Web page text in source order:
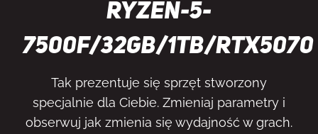
Ryzen-5-
7500F/32GB/1TB/RTX5070
Tak prezentuje się sprzęt stworzony
specjalnie dla Ciebie. Zmieniaj parametry i
obserwuj jak zmienia się wydajność w grach.